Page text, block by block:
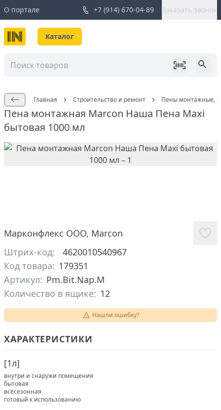
О портале +7 (914) 670-04-89 Заказать звонок
Каталог
Главная Строительство и ремонт Пены монтажные,
Пена монтажная Marcon Наша Пена Maxi
бытовая 1000 мл
Марконфлекс ООО, Marcon
Штрих-код:
4620010540967
Код товара: 179351
Артикул: Pm.Bit.Nap.M
Количество в ящике: 12
Нашли ошибку?
ХАРАКТЕРИСТИКИ
[1л]
внутри и снаружи помещения
бытовая
всесезонная
готовый к использованию